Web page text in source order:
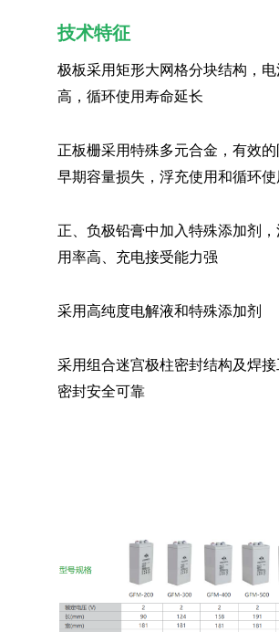
技术特征
极板采用矩形大网格分块结构，
高，循环使用寿命延长
正板栅采用特殊多元合金，有效
早期容量损失，浮充使用和循环
正、负极铅膏中加入特殊添加剂，
用率高、充电接受能力强
采用高纯度电解液和特殊添加剂
采用组合迷宫极柱密封结构及焊
密封安全可靠